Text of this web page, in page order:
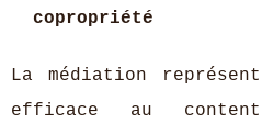
copropriété
La médiation
efficace au